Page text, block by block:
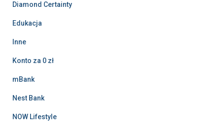
Diamond Certainty
Edukacja
Inne
Konto za 0 zł
mBank
Nest Bank
NOW Lifestyle